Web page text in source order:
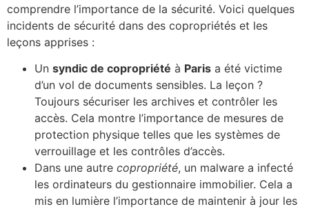
comprendre l’importance de la sécurité. Voici quelques
incidents de sécurité dans des copropriétés et les
leçons apprises :
Un syndic de copropriété à Paris a été victime
d’un vol de documents sensibles. La leçon ?
Toujours sécuriser les archives et contrôler les
accès. Cela montre l’importance de mesures de
protection physique telles que les systèmes de
verrouillage et les contrôles d’accès.
Dans une autre copropriété, un malware a infecté
les ordinateurs du gestionnaire immobilier. Cela a
mis en lumière l’importance de maintenir à jour les